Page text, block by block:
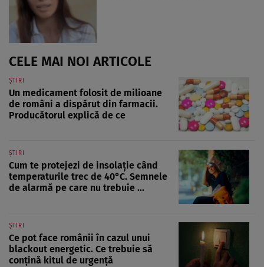
CELE MAI NOI ARTICOLE
ȘTIRI
Un medicament folosit de milioane
de români a dispărut din farmacii.
Producătorul explică de ce
ȘTIRI
Cum te protejezi de insolație când
temperaturile trec de 40°C. Semnele
de alarmă pe care nu trebuie ...
ȘTIRI
Ce pot face românii în cazul unui
blackout energetic. Ce trebuie să
conțină kitul de urgență